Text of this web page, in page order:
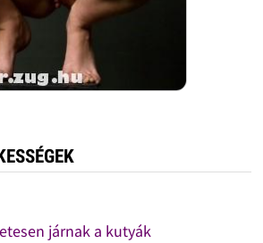
járnak a kutyák